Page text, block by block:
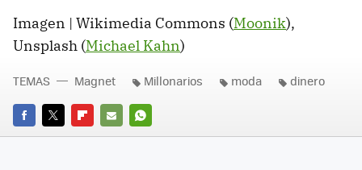
Imagen | Wikimedia Commons (Moonik),
Unsplash (Michael Kahn)
FACEBOOK
TWITTERFLIPBOARD
E-
WHATSAPP
TEMAS Magnet Millonarios moda dinero